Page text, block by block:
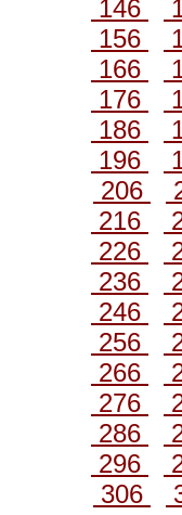
146
156
166
176
186
196
206
216
226
236
246
256
266
276
286
296
306